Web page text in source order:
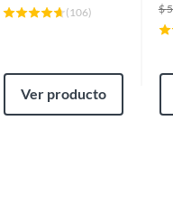
nutrirá a tu amigo,
también son una excelente
( 106)
Ver producto
$